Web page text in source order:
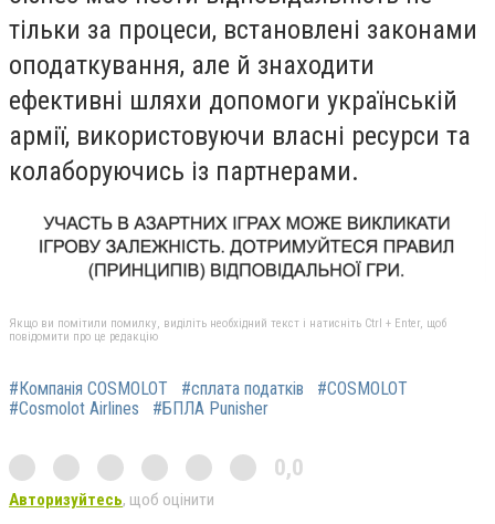
тільки за процеси, встановлені законами
оподаткування, але й знаходити
ефективні шляхи допомоги українській
армії, використовуючи власні ресурси та
колаборуючись із партнерами.
Якщо ви помітили помилку, виділіть необхідний текст і натисніть Ctrl + Enter, щоб
повідомити про це редакцію
#Компанія COSMOLOT #сплата податків
#COSMOLOT
#Cosmolot Airlines
#БПЛА Punisher
0,0
Авторизуйтесь, щоб оцінити